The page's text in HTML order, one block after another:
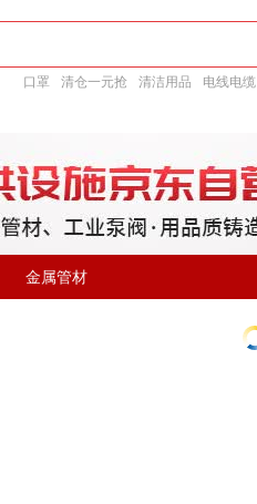
口罩 清仓一元抢 清洁用品 电线电缆
金属管材